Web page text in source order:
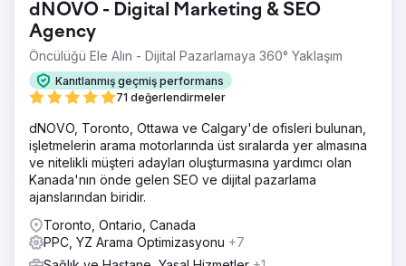
dNOVO - Digital Marketing & SEO
Agency
Öncülüğü Ele Alın - Dijital Pazarlamaya 360° Yaklaşım
Kanıtlanmış geçmiş performans
71 değerlendirmeler
dNOVO, Toronto, Ottawa ve Calgary'de ofisleri bulunan,
işletmelerin arama motorlarında üst sıralarda yer almasına
ve nitelikli müşteri adayları oluşturmasına yardımcı olan
Kanada'nın önde gelen SEO ve dijital pazarlama
ajanslarından biridir.
Toronto, Ontario, Canada
PPC, YZ Arama Optimizasyonu +7